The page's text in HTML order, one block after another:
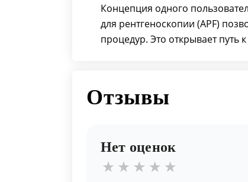
Концепция одного
для рентгеноскопии (APF)
процедур. Это открывает путь
Отзывы
Нет оценок